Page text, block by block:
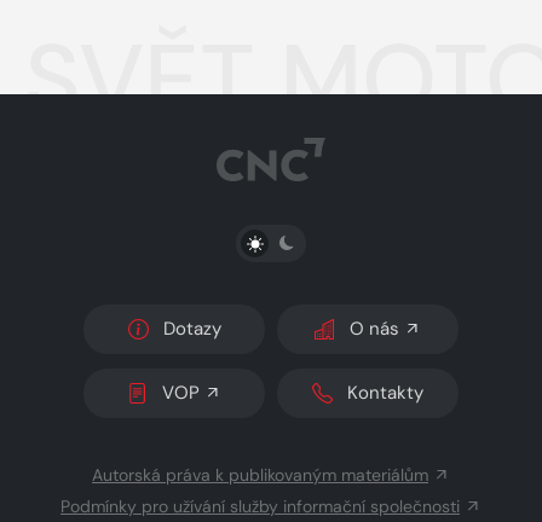
SVĚT
PŘEPNOUT SVĚTLÝ/TMAVÝ REŽIM
Dotazy O nás
VOP Kontakty
Autorská práva k publikovaným materiálům
Podmínky pro užívání služby informační společnosti